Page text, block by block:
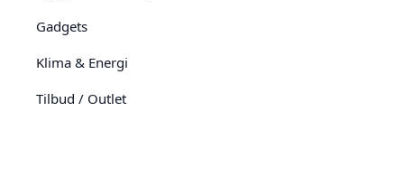
Gadgets
Klima & Energi
Tilbud / Outlet